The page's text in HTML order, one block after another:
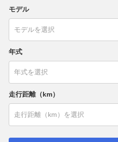
モデル
年式
走行距離（km）